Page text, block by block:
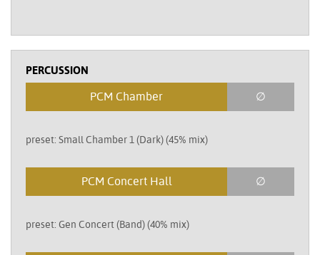
PERCUSSION
PCM Chamber ∅
preset: Small Chamber 1 (Dark) (45% mix)
PCM Concert Hall ∅
preset: Gen Concert (Band) (40% mix)